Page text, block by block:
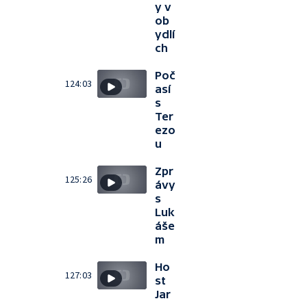
y v
ob
ydlí
ch
124:03
Poč
así
s
Ter
ezo
u
125:26
Zpr
ávy
s
Luk
áše
m
127:03
Ho
st
Jar